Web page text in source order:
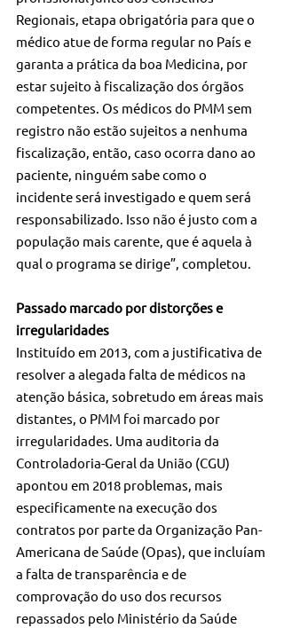
Regionais, etapa obrigatória para que o
médico atue de forma regular no País e
garanta a prática da boa Medicina, por
estar sujeito à fiscalização dos órgãos
competentes. Os médicos do PMM sem
registro não estão sujeitos a nenhuma
fiscalização, então, caso ocorra dano ao
paciente, ninguém sabe como o
incidente será investigado e quem será
responsabilizado. Isso não é justo com a
população mais carente, que é aquela à
qual o programa se dirige”, completou.
Passado marcado por distorções e
irregularidades
Instituído em 2013, com a justificativa de
resolver a alegada falta de médicos na
atenção básica, sobretudo em áreas mais
distantes, o PMM foi marcado por
irregularidades. Uma auditoria da
Controladoria-Geral da União (CGU)
apontou em 2018 problemas, mais
especificamente na execução dos
contratos por parte da Organização Pan-
Americana de Saúde (Opas), que incluíam
a falta de transparência e de
comprovação do uso dos recursos
repassados pelo Ministério da Saúde